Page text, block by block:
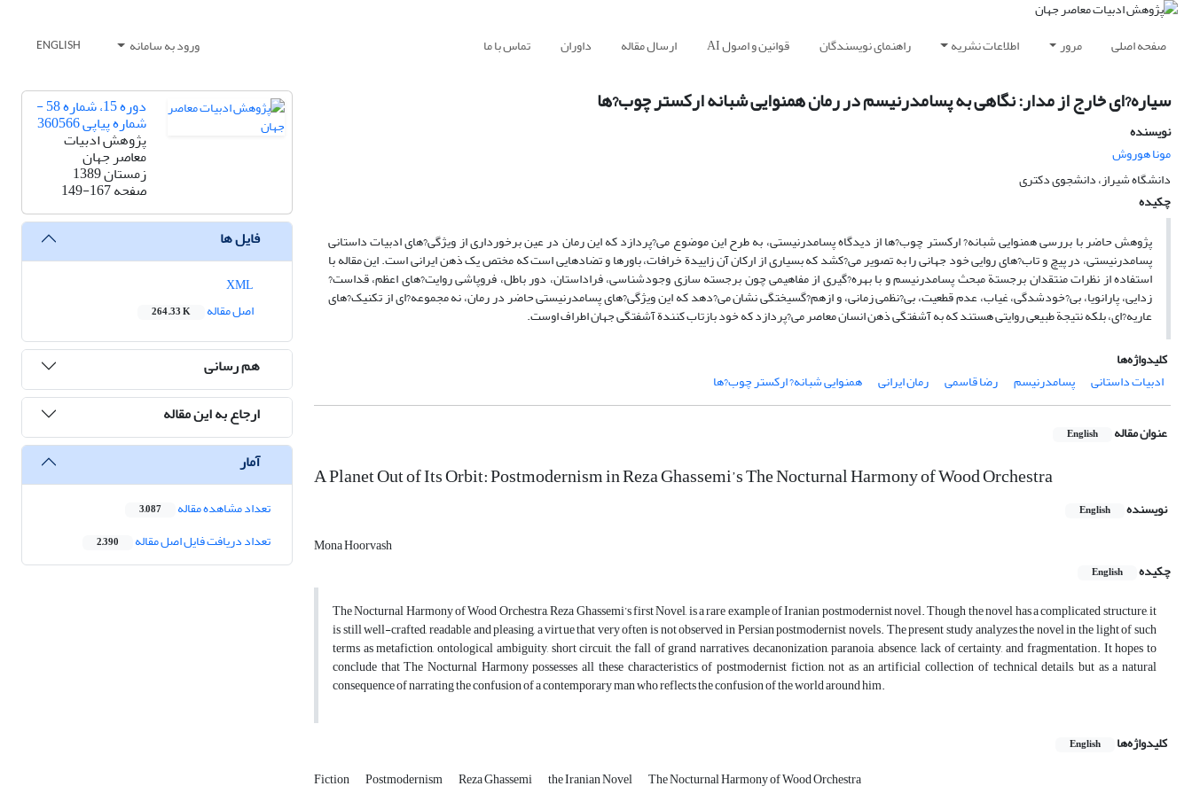
صفحه اصلی مرور اطلاعات نشریه راهنمای نویسندگان قوانین و اصول AI ارسال مقاله داوران تماس با ما ورود به سامانه ENGLISH
سیاره?ای خارج از مدار: نگاهی به پسامدرنیسم در رمان همنوایی شبانه ارکستر چوب?ها
نویسنده
مونا هوروش
دانشگاه شیراز، دانشجوی دکتری
چکیده
پژوهش حاضر با بررسی همنوایی شبانه? ارکستر چوب?ها از دیدگاه پسامدرنیستی، به طرح این موضوع می?پردازد که این رمان در عین برخورداری از ویژگی?های ادبیات داستانی
پسامدرنیستی، در پیچ و تاب?های روایی خود جهانی را به تصویر می?کشد که بسیاری از ارکان آن زاییدة خرافات، باورها و تضادهایی است که مختص یک ذهن ایرانی است. این مقاله با
استفاده از نظرات منتقدان برجستة مبحث پسامدرنیسم و با بهره?گیری از مفاهیمی چون برجسته سازی وجودشناسی، فراداستان، دور باطل، فروپاشی روایت?های اعظم، قداست?
زدایی، پارانویا، بی?خودشدگی، غیاب، عدم قطعیت، بی?نظمی زمانی، و ازهم?گسیختگی نشان می?دهد که این ویژگی?های پسامدرنیستی حاضر در رمان، نه مجموعه?ای از تکنیک?های
عاریه?ای، بلکه نتیجة طبیعی روایتی هستند که به آشفتگی ذهن انسان معاصر می?پردازد که خود بازتاب کنندة آشفتگی جهان اطراف اوست.
کلیدواژه‌ها
ادبیات داستانی
پسامدرنیسم رضا قاسمی رمان ایرانی همنوایی شبانه? ارکستر چوب?ها
عنوان مقاله English
A Planet Out of Its Orbit: Postmodernism in Reza Ghassemi’s The Nocturnal Harmony of Wood Orchestra
نویسنده English
Mona Hoorvash
چکیده
English
The Nocturnal Harmony of Wood Orchestra, Reza Ghassemi’s first Novel, is a rare example of Iranian postmodernist novel. Though the novel has a complicated structure, it
is still well-crafted, readable and pleasing, a virtue that very often is not observed in Persian postmodernist novels. The present study analyzes the novel in the light of such
terms as metafiction, ontological ambiguity, short circuit, the fall of grand narratives, decanonization, paranoia, absence, lack of certainty, and fragmentation. It hopes to
conclude that The Nocturnal Harmony possesses all these characteristics of postmodernist fiction, not as an artificial collection of technical details, but as a natural
consequence of narrating the confusion of a contemporary man who reflects the confusion of the world around him.
کلیدواژه‌ها English
Fiction Postmodernism Reza Ghassemi the Iranian Novel The Nocturnal Harmony of Wood Orchestra
دوره 15، شماره 58 -
شماره پیاپی 360566
پژوهش ادبیات
معاصر جهان
زمستان 1389
صفحه149-167
فایل ها
اصل مقاله
264.33 K
هم رسانی
ارجاع به این مقاله
آمار
تعداد مشاهده مقاله 3,087
تعداد دریافت فایل اصل مقاله 2,390